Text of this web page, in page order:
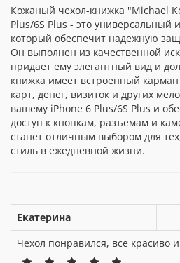
Кожаный чехол-книжка "Michael
Plus/6S Plus - это универсальный
который обеспечит надежную
Он выполнен из качественной
придает ему элегантный вид и
книжка имеет встроенный
карт, денег, визиток и других
вашему iPhone 6 Plus/6S Plus и
доступ к кнопкам, разъемам и
станет отличным выбором для
стиль в ежедневной жизни.
Екатерина
Чехол понравился, все красиво